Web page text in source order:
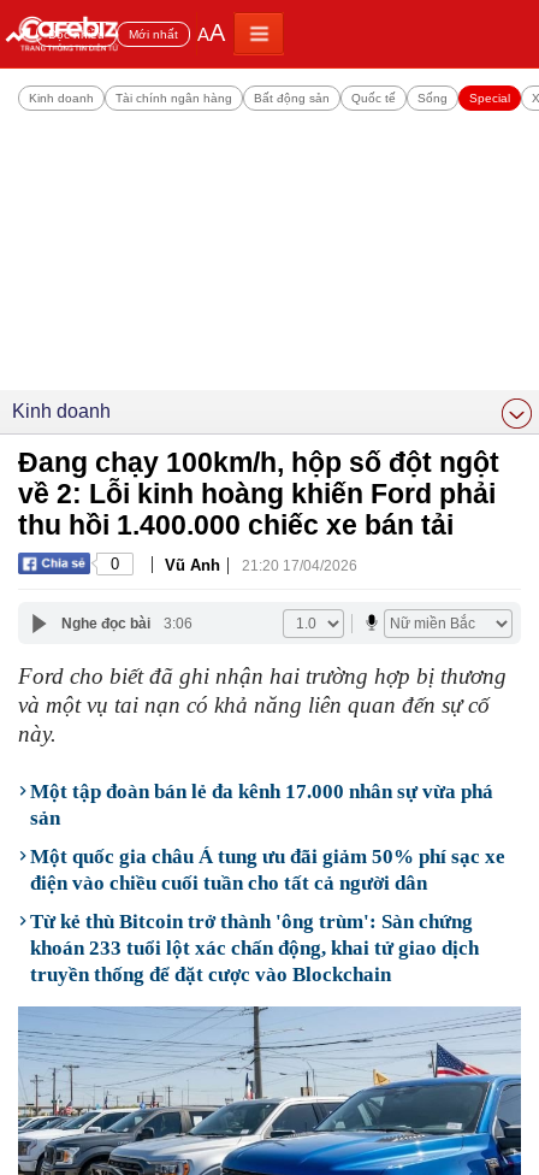
Đọc nhiều Mới nhất AA
Kinh doanh Tài chính ngân hàng Bất động sản Quốc tế Sống Special
Kinh doanh
Đang chạy 100km/h, hộp số đột ngột
về 2: Lỗi kinh hoàng khiến Ford phải
thu hồi 1.400.000 chiếc xe bán tải
0 | Vũ Anh | 21:20 17/04/2026
Nghe đọc bài 3:06
Ford cho biết đã ghi nhận hai trường hợp bị thương
và một vụ tai nạn có khả năng liên quan đến sự cố
này.
Một tập đoàn bán lẻ đa kênh 17.000 nhân sự vừa phá
sản
Một quốc gia châu Á tung ưu đãi giảm 50% phí sạc xe
điện vào chiều cuối tuần cho tất cả người dân
Từ kẻ thù Bitcoin trở thành 'ông trùm': Sàn chứng
khoán 233 tuổi lột xác chấn động, khai tử giao dịch
truyền thống để đặt cược vào Blockchain